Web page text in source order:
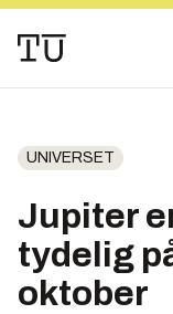
UNIVERSET
Jupiter
tydelig
oktober